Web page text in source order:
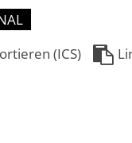
(ICS)